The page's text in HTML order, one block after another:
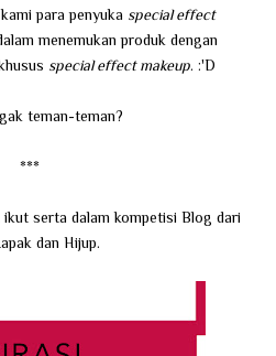
para penyuka special effect
menemukan produk dengan
special effect makeup. :'D
teman-teman?
***
serta dalam kompetisi Blog dari
dan Hijup.